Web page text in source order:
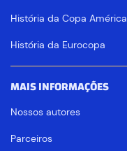
História da Copa América
História da Eurocopa
MAIS INFORMAÇÕES
Nossos autores
Parceiros